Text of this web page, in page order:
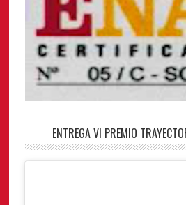
ENTREGA VI PREMIO